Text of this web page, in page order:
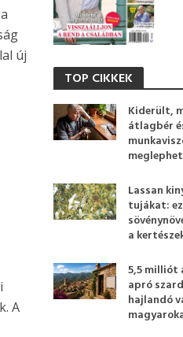
új
A
TOP CIKKEK
Kiderült,
átlagbér
Lassan
tujákat:
a
5,5 milliót
apró
hajlandó